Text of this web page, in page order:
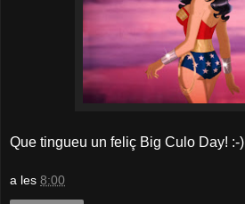
Que tingueu un feliç Big Culo Day! :-)
a les 8:00